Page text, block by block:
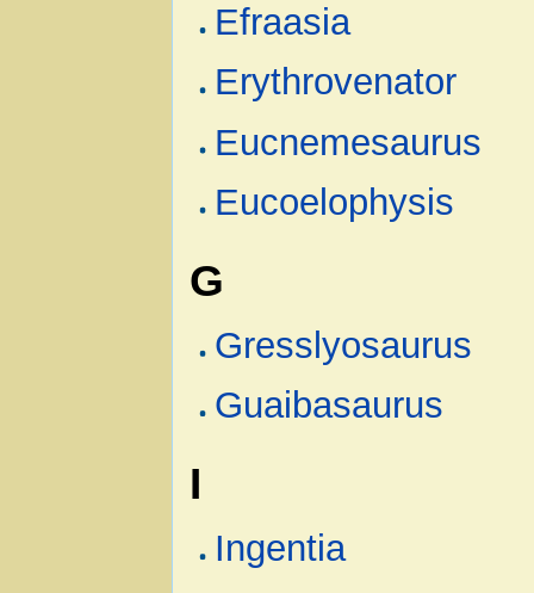
Efraasia
Erythrovenator
Eucnemesaurus
Eucoelophysis
G
Gresslyosaurus
Guaibasaurus
I
Ingentia